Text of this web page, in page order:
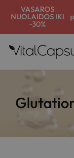
VASAROS
NUOLAIDOS IKI
-30%